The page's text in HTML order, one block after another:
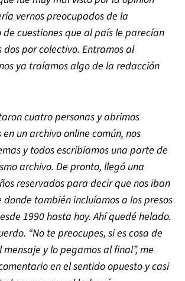
vernos preocupados de la
cuestiones que al país le parecían
por colectivo. Entramos al
ya traíamos algo de la redacción
cuatro personas y abrimos
un archivo online común, nos
y todos escribíamos una parte de
archivo. De pronto, llegó una
reservados para decir que nos iban
también incluíamos a los presos
1990 hasta hoy. Ahí quedé helado.
“No te preocupes, si es cosa de
mensaje y lo pegamos al final”, me
en el sentido opuesto y casi